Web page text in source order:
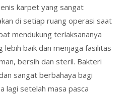
karpet yang sangat
di setiap ruang operasi saat
mendukung terlaksananya
lebih baik dan menjaga fasilitas
bersih dan steril. Bakteri
sangat berbahaya bagi
lagi setelah masa pasca